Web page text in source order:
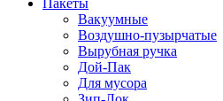
Вакуумные
Воздушно-пузырчатые
Вырубная ручка
Дой-Пак
Для мусора